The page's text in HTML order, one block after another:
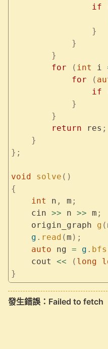
                if
                }
            }
        }
        for
( int i
            for
(
                if
            }
        }
        return
res ;
    }
};
void solve ()
{
    int
n , m ;
    cin
>> n >> m ;
    origin_graph
g (
    g
. read (m );
    auto
ng = g . bfs
    cout
<< ( long
}